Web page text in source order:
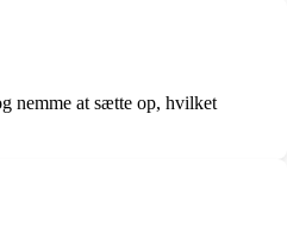
nemme at sætte op, hvilket